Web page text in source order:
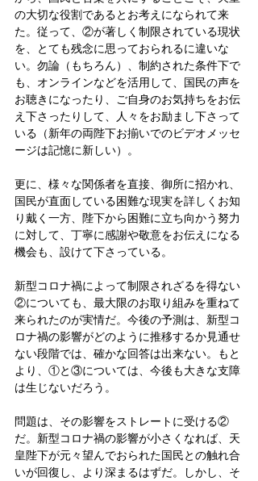
の大切な役割であるとお考えになられて来
た。従って、②が著しく制限されている現状
を、とても残念に思っておられるに違いな
い。勿論（もちろん）、制約された条件下で
も、オンラインなどを活用して、国民の声を
お聴きになったり、ご自身のお気持ちをお伝
え下さったりして、人々をお励まし下さって
いる（新年の両陛下お揃いでのビデオメッセ
ージは記憶に新しい）。
更に、様々な関係者を直接、御所に招かれ、
国民が直面している困難な現実を詳しくお知
り戴く一方、陛下から困難に立ち向かう努力
に対して、丁寧に感謝や敬意をお伝えになる
機会も、設けて下さっている。
新型コロナ禍によって制限されざるを得ない
②についても、最大限のお取り組みを重ねて
来られたのが実情だ。今後の予測は、新型コ
ロナ禍の影響がどのように推移するか見通せ
ない段階では、確かな回答は出来ない。もと
より、①と③については、今後も大きな支障
は生じないだろう。
問題は、その影響をストレートに受ける②
だ。新型コロナ禍の影響が小さくなれば、天
皇陛下が元々望んでおられた国民との触れ合
いが回復し、より深まるはずだ。しかし、そ